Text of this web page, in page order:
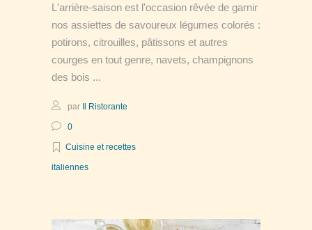
L'arrière-saison est l'occasion rêvée de garnir
nos assiettes de savoureux légumes colorés :
potirons, citrouilles, pâtissons et autres
courges en tout genre, navets, champignons
des bois
par Il Ristorante
0
Cuisine et recettes
italiennes